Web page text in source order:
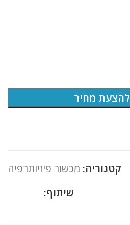
מחיר
קטגוריה: מכשור פיזיותרפיה
שיתוף: